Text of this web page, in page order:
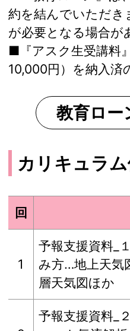
約を結んでいただき
が必要となる場合が
■『アスク生受講料
10,000円）を納入済
教育ロー
カリキュラム
回
1
予報支援資料_
み方…地上天気
層天気図ほか
予報支援資料_